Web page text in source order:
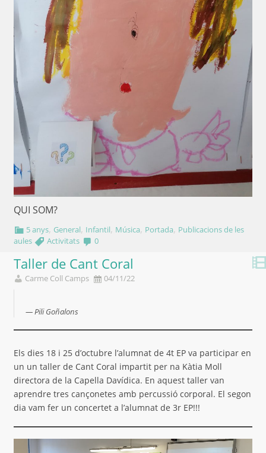
QUI SOM?
5 anys, General, Infantil, Música, Portada, Publicacions de les
aules
Activitats 0
Taller de Cant Coral
Carme Coll Camps 04/11/22
Pili Goñalons
Els dies 18 i 25 d’octubre l’alumnat de 4t EP va participar en
un un taller de Cant Coral impartit per na Kàtia Moll
directora de la Capella Davídica. En aquest taller van
aprendre tres cançonetes amb percussió corporal. El segon
dia vam fer un concertet a l’alumnat de 3r EP!!!